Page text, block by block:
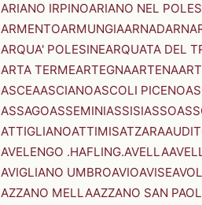
ARIANO IRPINOARIANO NEL
ARMENTOARMUNGIAARNAD
ARQUA' POLESINEARQUATA DEL
ARTA TERMEARTEGNAARTENA
ASCEAASCIANOASCOLI PICENO
ASSAGOASSEMINIASSISIASSO
ATTIGLIANOATTIMISATZARA
AVELENGO .HAFLING.AVELLA
AVIGLIANO UMBROAVIOAVISE
AZZANO MELLAAZZANO SAN